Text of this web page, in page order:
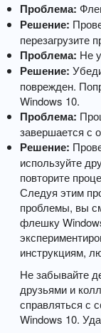
Проблема:
Решение:
перезагрузите
Проблема: Не
Решение:
поврежден.
Windows 10.
Проблема:
завершается с
Решение:
используйте
повторите
Следуя этим
проблемы, вы
флешку
инструкциям,
Не забывайте
друзьями и
справляться с
Windows 10.